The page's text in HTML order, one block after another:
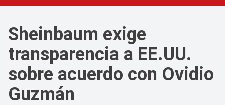
Sheinbaum exige
transparencia a EE.UU.
sobre acuerdo con Ovidio
Guzmán